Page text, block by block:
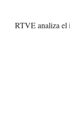
RTVE analiza el